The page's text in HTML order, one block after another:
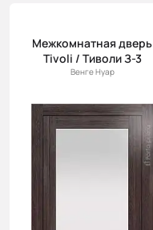
Межкомнатная дверь
Tivoli / Тиволи З-3
Венге Нуар